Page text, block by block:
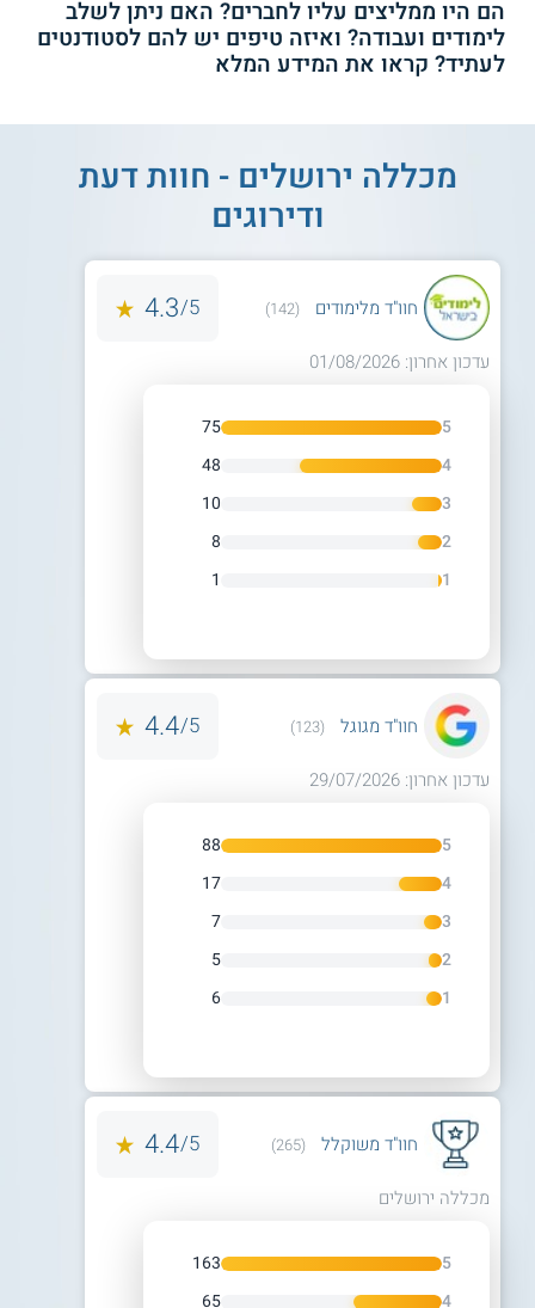
הם היו ממליצים עליו לחברים? האם ניתן לשלב
לימודים ועבודה? ואיזה טיפים יש להם לסטודנטים
לעתיד? קראו את המידע המלא
מכללה ירושלים - חוות דעת
ודירוגים
חוו"ד מלימודים (142)
5/
4.3
עדכון אחרון: 01/08/2026
5
75
4
48
3
10
2
8
1
1
חוו"ד מגוגל (123)
5/
4.4
עדכון אחרון: 29/07/2026
5
88
4
17
3
7
2
5
1
6
חוו"ד משוקלל (265)
5/
4.4
מכללה ירושלים
5
163
4
65